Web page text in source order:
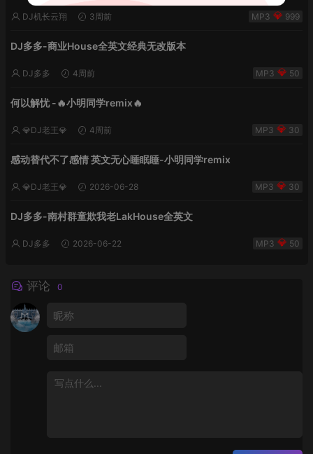
DJ机长云翔 3周前 999
DJ多多-商业House全英文经典无改版本
DJ多多 4周前 50
何以解忧 -🔥小明同学remix🔥
💎DJ老王💎 4周前 30
感动替代不了感情 英文无心睡眠睡-小明同学remix
💎DJ老王💎 2026-06-28 30
DJ多多-南村群童欺我老LakHouse全英文
DJ多多 2026-06-22 50
评论 0